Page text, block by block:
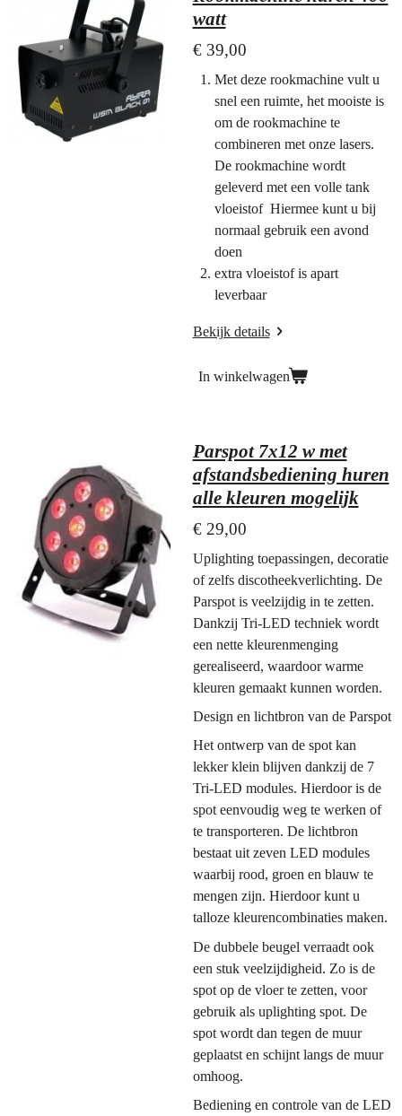
watt
€ 39,00
Met deze rookmachine vult u
snel een ruimte, het mooiste is
om de rookmachine te
combineren met onze lasers.
De rookmachine wordt
geleverd met een volle tank
vloeistof Hiermee kunt u bij
normaal gebruik een avond
doen
extra vloeistof is apart
leverbaar
Bekijk details
In winkelwagen
Parspot 7x12 w met
afstandsbediening huren
alle kleuren mogelijk
€ 29,00
Uplighting toepassingen, decoratie
of zelfs discotheekverlichting. De
Parspot is veelzijdig in te zetten.
Dankzij Tri-LED techniek wordt
een nette kleurenmenging
gerealiseerd, waardoor warme
kleuren gemaakt kunnen worden.
Design en lichtbron van de Parspot
Het ontwerp van de spot kan
lekker klein blijven dankzij de 7
Tri-LED modules. Hierdoor is de
spot eenvoudig weg te werken of
te transporteren. De lichtbron
bestaat uit zeven LED modules
waarbij rood, groen en blauw te
mengen zijn. Hierdoor kunt u
talloze kleurencombinaties maken.
De dubbele beugel verraadt ook
een stuk veelzijdigheid. Zo is de
spot op de vloer te zetten, voor
gebruik als uplighting spot. De
spot wordt dan tegen de muur
geplaatst en schijnt langs de muur
omhoog.
Bediening en controle van de LED